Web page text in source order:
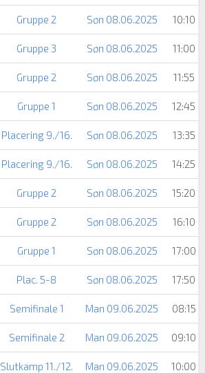
Gruppe 2 Søn 08.06.2025 10:10
Gruppe 3 Søn 08.06.2025 11:00
Gruppe 2 Søn 08.06.2025 11:55
Gruppe 1 Søn 08.06.2025 12:45
Placering 9./16. Søn 08.06.2025 13:35
Placering 9./16. Søn 08.06.2025 14:25
Gruppe 2 Søn 08.06.2025 15:20
Gruppe 2 Søn 08.06.2025 16:10
Gruppe 1 Søn 08.06.2025 17:00
Plac. 5-8 Søn 08.06.2025 17:50
Semifinale 1 Man 09.06.2025 08:15
Semifinale 2 Man 09.06.2025 09:10
Slutkamp 11./12. Man 09.06.2025 10:00